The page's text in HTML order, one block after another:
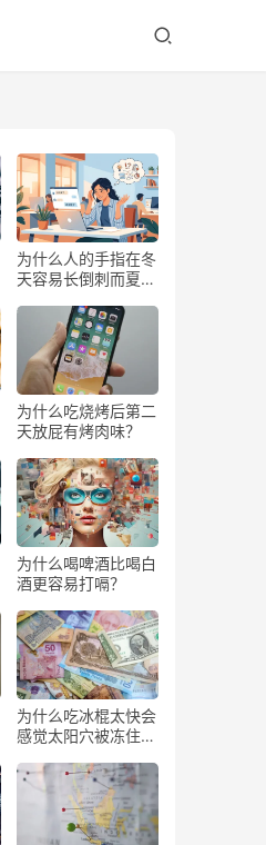
为什么人的手指在冬
天容易长倒刺而夏天
为什么吃烧烤后第二
天放屁有烤肉味？
为什么喝啤酒比喝白
酒更容易打嗝？
为什么吃冰棍太快会
感觉太阳穴被冻住了